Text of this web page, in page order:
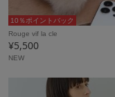
10％ポイントバック
Rouge vif la cle
¥5,500
NEW